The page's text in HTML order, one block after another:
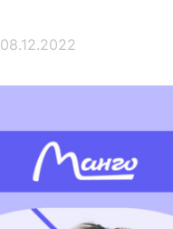
08.12.2022